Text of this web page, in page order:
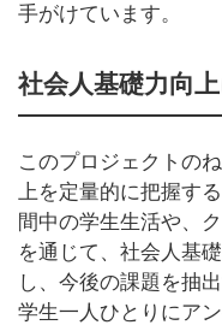
手がけています。
社会人基礎力向
このプロジェクトの
上を定量的に把握す
間中の学生生活や、
を通じて、社会人基
し、今後の課題を抽
学生一人ひとりにア